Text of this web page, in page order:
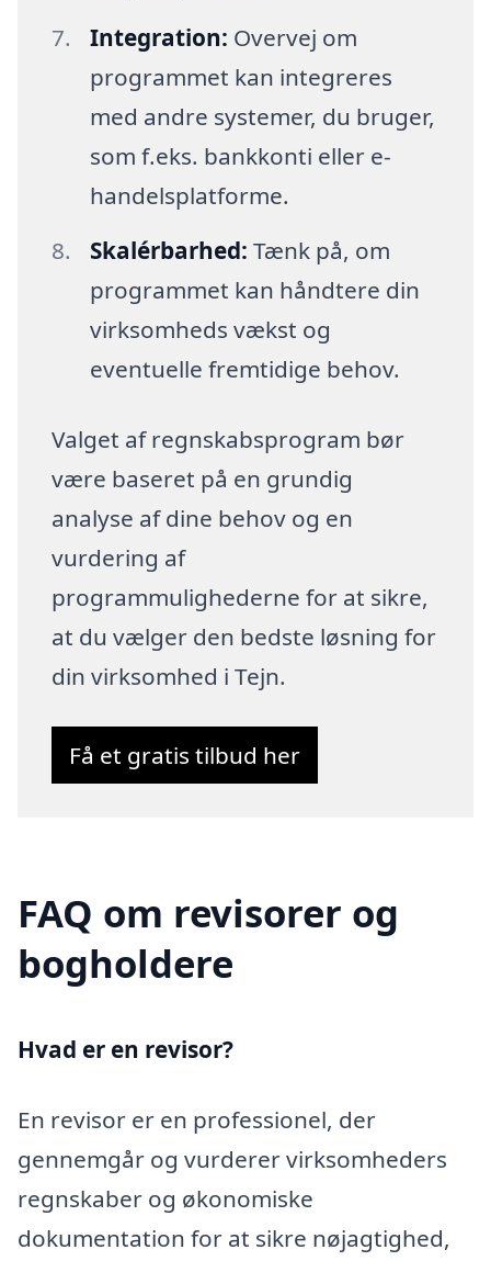
Integration: Overvej om
programmet kan integreres
med andre systemer, du bruger,
som f.eks. bankkonti eller e-
handelsplatforme.
Skalérbarhed: Tænk på, om
programmet kan håndtere din
virksomheds vækst og
eventuelle fremtidige behov.
Valget af regnskabsprogram bør
være baseret på en grundig
analyse af dine behov og en
vurdering af
programmulighederne for at sikre,
at du vælger den bedste løsning for
din virksomhed i Tejn.
Få et gratis tilbud her
FAQ om revisorer og
bogholdere
Hvad er en revisor?
En revisor er en professionel, der
gennemgår og vurderer virksomheders
regnskaber og økonomiske
dokumentation for at sikre nøjagtighed,